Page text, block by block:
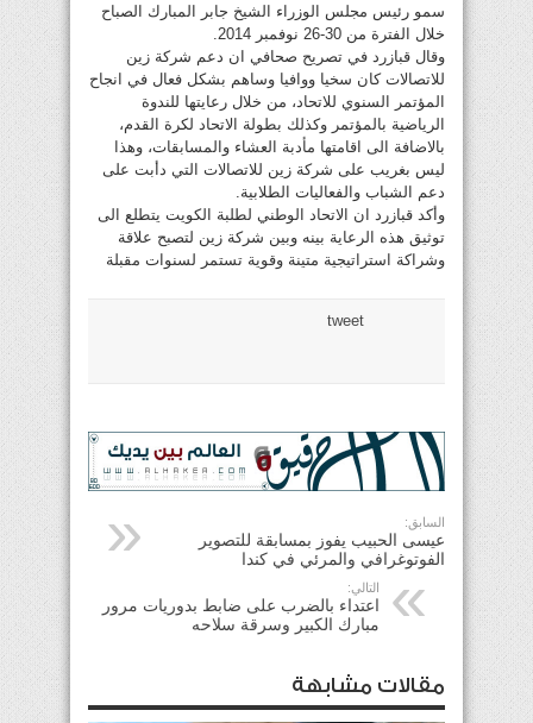
سمو رئيس مجلس الوزراء الشيخ جابر المبارك الصباح
خلال الفترة من 30-26 نوفمبر 2014.
وقال قبازرد في تصريح صحافي ان دعم شركة زين
للاتصالات كان سخيا ووافيا وساهم بشكل فعال في انجاح
المؤتمر السنوي للاتحاد، من خلال رعايتها للندوة
الرياضية بالمؤتمر وكذلك بطولة الاتحاد لكرة القدم،
بالاضافة الى اقامتها مأدبة العشاء والمسابقات، وهذا
ليس بغريب على شركة زين للاتصالات التي دأبت على
دعم الشباب والفعاليات الطلابية.
وأكد قبازرد ان الاتحاد الوطني لطلبة الكويت يتطلع الى
توثيق هذه الرعاية بينه وبين شركة زين لتصبح علاقة
وشراكة استراتيجية متينة وقوية تستمر لسنوات مقبلة
tweet
السابق:
عيسى الحبيب يفوز بمسابقة للتصوير
الفوتوغرافي والمرئي في كندا
التالي:
اعتداء بالضرب على ضابط بدوريات مرور
مبارك الكبير وسرقة سلاحه
مقالات مشابهة